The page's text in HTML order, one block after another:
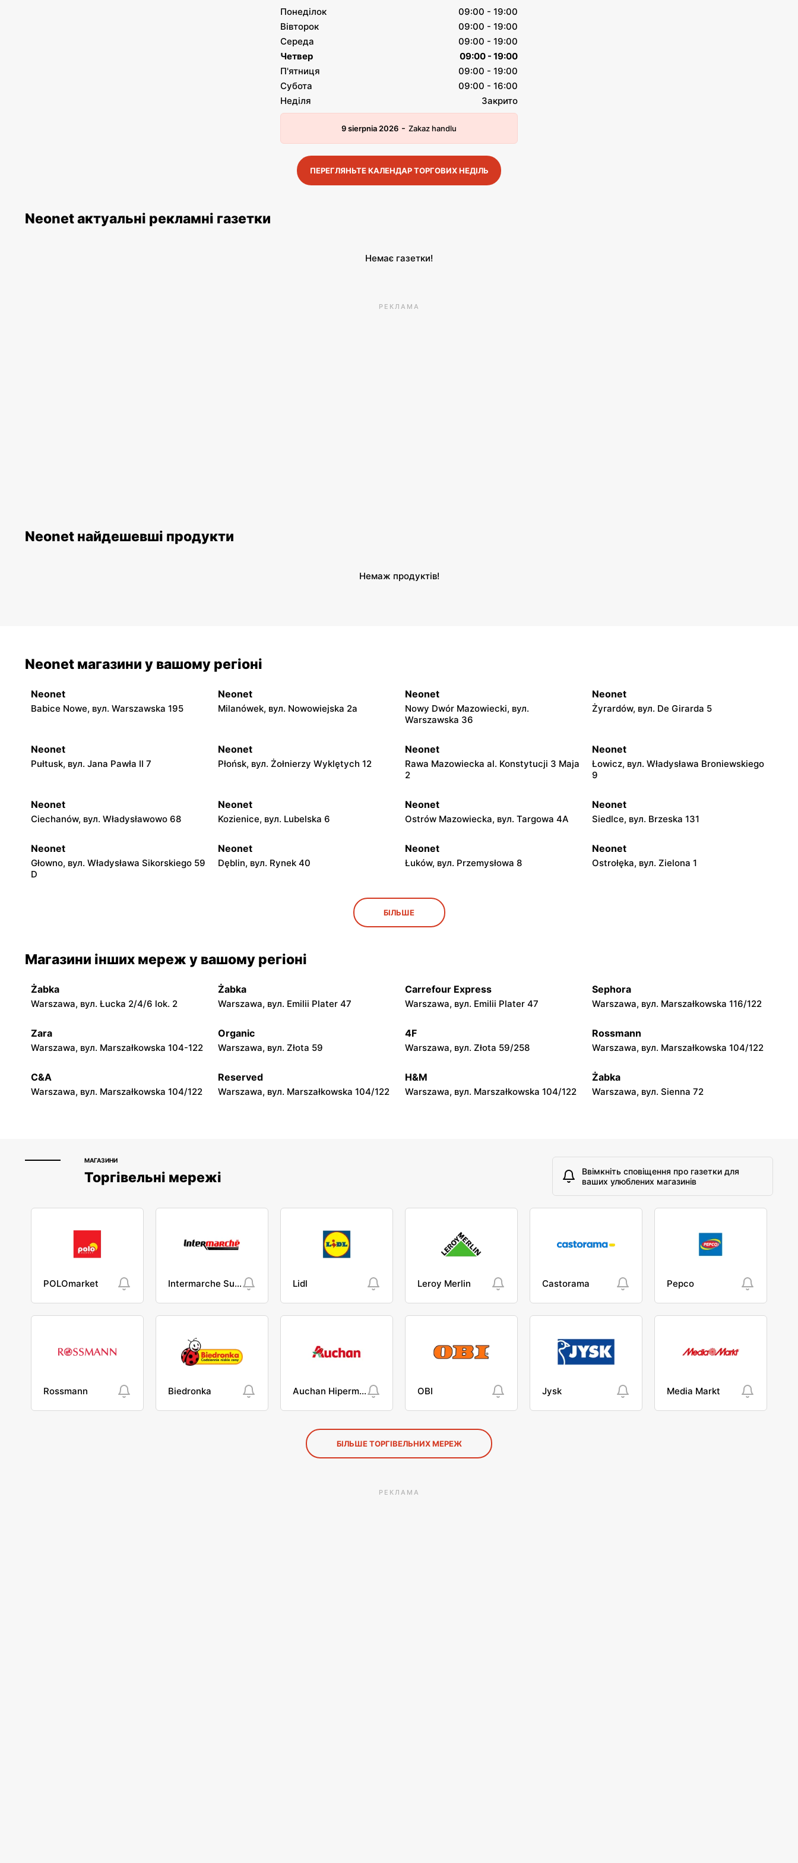
Понеділок
09:00 - 19:00
Вівторок
09:00 - 19:00
Середа
09:00 - 19:00
Четвер
09:00 - 19:00
П'ятниця
09:00 - 19:00
Субота
09:00 - 16:00
Неділя
Закрито
9 sierpnia 2026 - Zakaz handlu
ПЕРЕГЛЯНЬТЕ КАЛЕНДАР ТОРГОВИХ НЕДІЛЬ
Neonet актуальні рекламні газетки
Немає газетки!
РЕКЛАМА
Neonet найдешевші продукти
Немаж продуктів!
Neonet магазини у вашому регіоні
Neonet
Babice Nowe, вул. Warszawska 195
Neonet
Milanówek, вул. Nowowiejska 2a
Neonet
Nowy Dwór Mazowiecki, вул.
Warszawska 36
Neonet
Żyrardów, вул. De Girarda 5
Neonet
Pułtusk, вул. Jana Pawła II 7
Neonet
Płońsk, вул. Żołnierzy Wyklętych 12
Neonet
Rawa Mazowiecka al. Konstytucji 3 Maja
2
Neonet
Łowicz, вул. Władysława Broniewskiego
9
Neonet
Ciechanów, вул. Władysławowo 68
Neonet
Kozienice, вул. Lubelska 6
Neonet
Ostrów Mazowiecka, вул. Targowa 4A
Neonet
Siedlce, вул. Brzeska 131
Neonet
Głowno, вул. Władysława Sikorskiego 59
D
Neonet
Dęblin, вул. Rynek 40
Neonet
Łuków, вул. Przemysłowa 8
Neonet
Ostrołęka, вул. Zielona 1
Neonet
Mława al. Józefa Piłsudskiego 35
Neonet Neonet
2
Radzyń Podlaski, вул. Stefana
Kardynała Wyszyńskiego 4
Międzyrzec Podlaski, вул. Targowa 8 Działdowo, вул. Męczenników 11B Łomża al. Józefa Piłsudskiego 121
Siemiatycze, вул. Tadeusza Kościuszki 2 Nidzica, вул. Romualda Traugutta 20 Włocławek, вул. Cmentarna 10
Neonet
Lubartów, вул. Lubelska 95b
БІЛЬШЕ
Магазини інших мереж у вашому регіоні
Żabka
Warszawa, вул. Łucka 2/4/6 lok. 2
Żabka
Warszawa, вул. Emilii Plater 47
Carrefour Express
Warszawa, вул. Emilii Plater 47
Sephora
Warszawa, вул. Marszałkowska 116/122
Zara
Warszawa, вул. Marszałkowska 104-122
Organic
Warszawa, вул. Złota 59
4F
Warszawa, вул. Złota 59/258
Rossmann
Warszawa, вул. Marszałkowska 104/122
C&A
Warszawa, вул. Marszałkowska 104/122
Reserved
Warszawa, вул. Marszałkowska 104/122
H&M
Warszawa, вул. Marszałkowska 104/122
Żabka
Warszawa, вул. Sienna 72
МАГАЗИНИ
Торгівельні мережі
Ввімкніть сповіщення про газетки для
ваших улюблених магазинів
POLOmarket Intermarche Super Lidl Leroy Merlin Castorama Pepco
Rossmann Biedronka Auchan Hipermarket OBI Jysk Media Markt
БІЛЬШЕ ТОРГІВЕЛЬНИХ МЕРЕЖ
РЕКЛАМА